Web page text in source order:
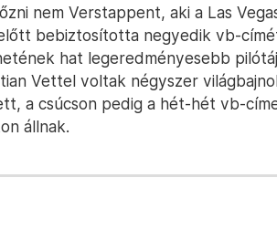
nem Verstappent, aki a Las
bebiztosította negyedik vb-
hat legeredményesebb
Vettel voltak négyszer
a csúcson pedig a hét-hét vb-
állnak.